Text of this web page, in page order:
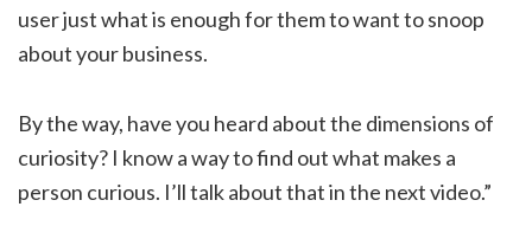
user just what is enough for them to want to snoop
about your business.
By the way, have you heard about the dimensions of
curiosity? I know a way to find out what makes a
person curious. I’ll talk about that in the next video.”